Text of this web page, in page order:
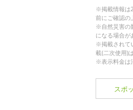
※掲載情報は
前にご確認の
※自然災害の
になる場合が
※掲載されて
載(二次使用)
※表示料金は
スポ